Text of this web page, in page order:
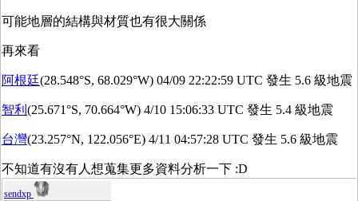
可能地層的結構與材質也有很大關係
再來看
阿根廷(28.548°S, 68.029°W) 04/09 22:22:59 UTC 發生 5.6 級地震
智利 (25.671°S, 70.664°W) 4/10 15:06:33 UTC 發生 5.4 級地震
台灣(23.257°N, 122.056°E) 4/11 04:57:28 UTC 發生 5.6 級地震
不知道有沒有人想蒐集更多資料分析一下 :D
sendxp